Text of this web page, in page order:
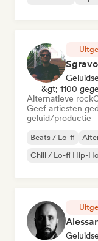
&gt; 1100
Alternatieve rock
Geef artiesten
geluid/productie
Beats / Lo-fi
Chill / Lo-fi Hip-